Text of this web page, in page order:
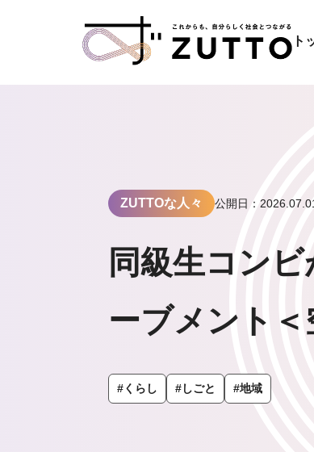
ト
ZUTTOな人々 公開日：
同級生コン
ーブメント
#くらし #しごと #地域